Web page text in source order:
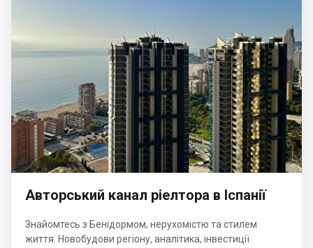
Авторський канал ріелтора в Іспанії
Знайомтесь з Бенідормом, нерухомістю та стилем
життя. Новобудови регіону, аналітика, інвестиції